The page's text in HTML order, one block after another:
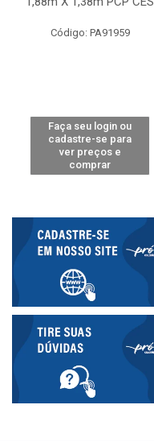
Código: PA91959
Faça seu login ou
cadastre-se para
ver preços e
comprar